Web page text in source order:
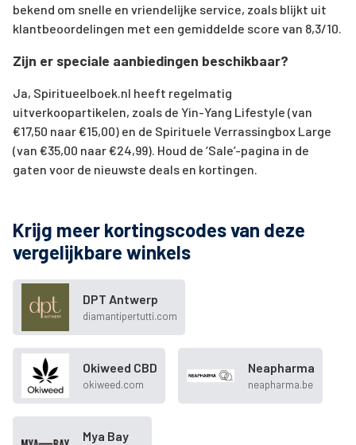
bekend om snelle en vriendelijke service, zoals blijkt uit
klantbeoordelingen met een gemiddelde score van 8,3/10.
Zijn er speciale aanbiedingen beschikbaar?
Ja, Spiritueelboek.nl heeft regelmatig
uitverkoopartikelen, zoals de Yin-Yang Lifestyle (van
€17,50 naar €15,00) en de Spirituele Verrassingbox Large
(van €35,00 naar €24,99). Houd de ‘Sale’-pagina in de
gaten voor de nieuwste deals en kortingen.
Krijg meer kortingscodes van deze
vergelijkbare winkels
DPT Antwerp
diamantipertutti.com
Okiweed CBD
okiweed.com
Neapharma
neapharma.be
Mya Bay